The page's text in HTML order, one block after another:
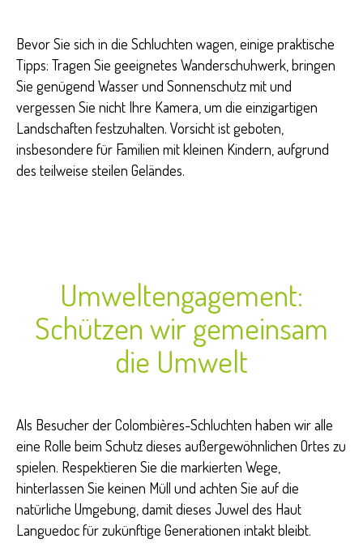
Bevor Sie sich in die Schluchten wagen, einige praktische
Tipps: Tragen Sie geeignetes Wanderschuhwerk, bringen
Sie genügend Wasser und Sonnenschutz mit und
vergessen Sie nicht Ihre Kamera, um die einzigartigen
Landschaften festzuhalten. Vorsicht ist geboten,
insbesondere für Familien mit kleinen Kindern, aufgrund
des teilweise steilen Geländes.
Umweltengagement:
Schützen wir gemeinsam
die Umwelt
Als Besucher der Colombières-Schluchten haben wir alle
eine Rolle beim Schutz dieses außergewöhnlichen Ortes zu
spielen. Respektieren Sie die markierten Wege,
hinterlassen Sie keinen Müll und achten Sie auf die
natürliche Umgebung, damit dieses Juwel des Haut
Languedoc für zukünftige Generationen intakt bleibt.